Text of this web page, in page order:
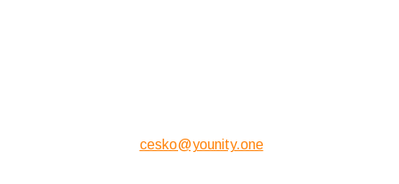
cesko@younity.one. Popiš nám stručně